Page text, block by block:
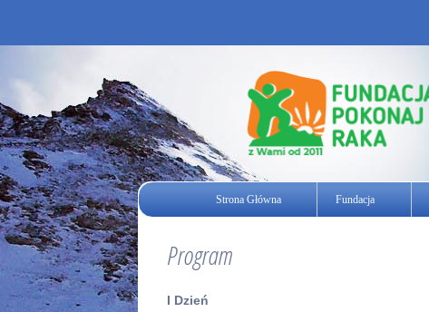
Strona Główna Fundacja
Program
I Dzień